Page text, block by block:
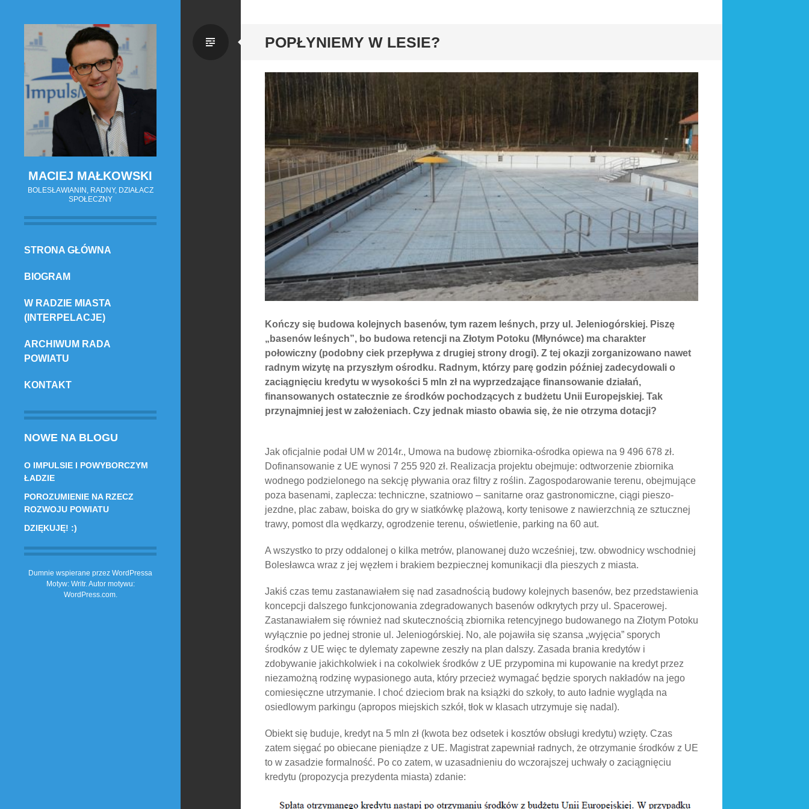
MACIEJ MAŁKOWSKI
BOLESŁAWIANIN, RADNY, DZIAŁACZ
SPOŁECZNY
PRZESKOCZ
TREŚCI
STRONA GŁÓWNA
BIOGRAM
W RADZIE MIASTA
(INTERPELACJE)
ARCHIWUM RADA
POWIATU
KONTAKT
NOWE NA BLOGU
O IMPULSIE I POWYBORCZYM
ŁADZIE
POROZUMIENIE NA RZECZ
ROZWOJU POWIATU
DZIĘKUJĘ! :)
Dumnie wspierane przez WordPressa
Motyw: Writr. Autor motywu:
WordPress.com.
POPŁYNIEMY W LESIE?
Zwykły
Kończy się budowa kolejnych basenów, tym razem leśnych, przy ul. Jeleniogórskiej. Piszę
„basenów leśnych”, bo budowa retencji na Złotym Potoku (Młynówce) ma charakter
połowiczny (podobny ciek przepływa z drugiej strony drogi). Z tej okazji zorganizowano nawet
radnym wizytę na przyszłym ośrodku. Radnym, którzy parę godzin później zadecydowali o
zaciągnięciu kredytu w wysokości 5 mln zł na wyprzedzające finansowanie działań,
finansowanych ostatecznie ze środków pochodzących z budżetu Unii Europejskiej. Tak
przynajmniej jest w założeniach. Czy jednak miasto obawia się, że nie otrzyma dotacji?
Jak oficjalnie podał UM w 2014r., Umowa na budowę zbiornika-ośrodka opiewa na 9 496 678 zł.
Dofinansowanie z UE wynosi 7 255 920 zł. Realizacja projektu obejmuje: odtworzenie zbiornika
wodnego podzielonego na sekcję pływania oraz filtry z roślin. Zagospodarowanie terenu, obejmujące
poza basenami, zaplecza: techniczne, szatniowo – sanitarne oraz gastronomiczne, ciągi pieszo-
jezdne, plac zabaw, boiska do gry w siatkówkę plażową, korty tenisowe z nawierzchnią ze sztucznej
trawy, pomost dla wędkarzy, ogrodzenie terenu, oświetlenie, parking na 60 aut.
A wszystko to przy oddalonej o kilka metrów, planowanej dużo wcześniej, tzw. obwodnicy wschodniej
Bolesławca wraz z jej węzłem i brakiem bezpiecznej komunikacji dla pieszych z miasta.
Jakiś czas temu zastanawiałem się nad zasadnością budowy kolejnych basenów, bez przedstawienia
koncepcji dalszego funkcjonowania zdegradowanych basenów odkrytych przy ul. Spacerowej.
Zastanawiałem się również nad skutecznością zbiornika retencyjnego budowanego na Złotym Potoku
wyłącznie po jednej stronie ul. Jeleniogórskiej. No, ale pojawiła się szansa „wyjęcia” sporych
środków z UE więc te dylematy zapewne zeszły na plan dalszy. Zasada brania kredytów i
zdobywanie jakichkolwiek i na cokolwiek środków z UE przypomina mi kupowanie na kredyt przez
niezamożną rodzinę wypasionego auta, który przecież wymagać będzie sporych nakładów na jego
comiesięczne utrzymanie. I choć dzieciom brak na książki do szkoły, to auto ładnie wygląda na
osiedlowym parkingu (apropos miejskich szkół, tłok w klasach utrzymuje się nadal).
Obiekt się buduje, kredyt na 5 mln zł (kwota bez odsetek i kosztów obsługi kredytu) wzięty. Czas
zatem sięgać po obiecane pieniądze z UE. Magistrat zapewniał radnych, że otrzymanie środków z UE
to w zasadzie formalność. Po co zatem, w uzasadnieniu do wczorajszej uchwały o zaciągnięciu
kredytu (propozycja prezydenta miasta) zdanie: